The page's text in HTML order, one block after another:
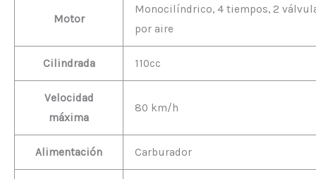
Motor
Monocilíndrico, 4 tiempos, 2
por aire
Cilindrada 110cc
Velocidad
máxima
80 km/h
Alimentación Carburador